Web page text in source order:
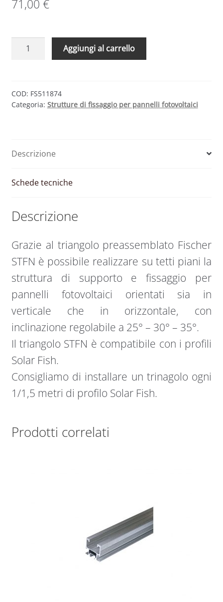
71,00 €
Triangolo
pannelli
su
Inclinazione
|
Aggiungi al carrello
COD: FS511874
Categoria: Strutture di fissaggio per pannelli fotovoltaici
Descrizione
Schede tecniche
Descrizione
Grazie al triangolo preassemblato Fischer
STFN è possibile realizzare su tetti piani la
struttura di supporto e fissaggio per
pannelli fotovoltaici orientati sia in
verticale che in orizzontale, con
inclinazione regolabile a 25° – 30° – 35°.
Il triangolo STFN è compatibile con i profili
Solar Fish.
Consigliamo di installare un trinagolo ogni
1/1,5 metri di profilo Solar Fish.
Prodotti correlati